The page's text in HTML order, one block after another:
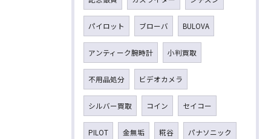
パイロット ブローバ BULOVA
アンティーク腕時計 小判買取
不用品処分 ビデオカメラ
シルバー買取 コイン セイコー
PILOT 金無垢 糀谷 パナソニック